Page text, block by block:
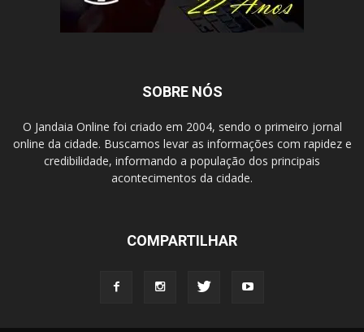
SOBRE NÓS
O Jandaia Online foi criado em 2004, sendo o primeiro jornal
online da cidade. Buscamos levar as informações com rapidez e
credibilidade, informando a população dos principais
acontecimentos da cidade.
COMPARTILHAR